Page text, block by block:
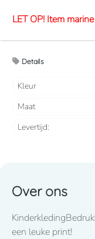
LET OP! Item
Overalls 65%
Verdekte 2-weg
en duimstokzak.
ons op te nemen!
LET OP! Item
januari 2026
Details
Kleur
Maat
Levertijd:
Over ons
een leuke print!